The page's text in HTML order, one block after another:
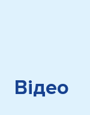
Відео